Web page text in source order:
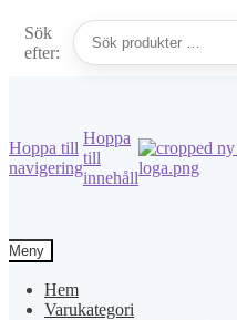
Sök
efter:
Hoppa till
navigering
Hoppa
till
innehåll
Meny
Hem
Varukategori